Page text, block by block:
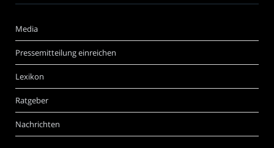
Media
Pressemitteilung einreichen
Lexikon
Ratgeber
Nachrichten